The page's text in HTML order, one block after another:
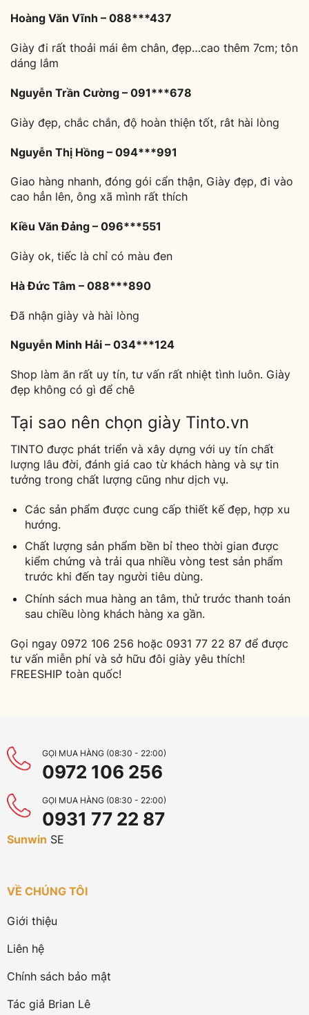
Hoàng Văn Vĩnh – 088***437
Giày đi rất thoải mái êm chân, đẹp…cao thêm 7cm; tôn
dáng lắm
Nguyễn Trần Cường – 091***678
Giày đẹp, chắc chắn, độ hoàn thiện tốt, rât hài lòng
Nguyễn Thị Hồng – 094***991
Giao hàng nhanh, đóng gói cẩn thận, Giày đẹp, đi vào
cao hẳn lên, ông xã mình rất thích
Kiều Văn Đảng – 096***551
Giày ok, tiếc là chỉ có màu đen
Hà Đức Tâm – 088***890
Đã nhận giày và hài lòng
Nguyễn Minh Hải – 034***124
Shop làm ăn rất uy tín, tư vấn rất nhiệt tình luôn. Giày
đẹp không có gì để chê
Tại sao nên chọn giày Tinto.vn
TINTO được phát triển và xây dựng với uy tín chất
lượng lâu đời, đánh giá cao từ khách hàng và sự tin
tưởng trong chất lượng cũng như dịch vụ.
Các sản phẩm được cung cấp thiết kế đẹp, hợp xu
hướng.
Chất lượng sản phẩm bền bỉ theo thời gian được
kiểm chứng và trải qua nhiều vòng test sản phẩm
trước khi đến tay người tiêu dùng.
Chính sách mua hàng an tâm, thử trước thanh toán
sau chiều lòng khách hàng xa gần.
Gọi ngay 0972 106 256 hoặc 0931 77 22 87 để được
tư vấn miễn phí và sở hữu đôi giày yêu thích!
FREESHIP toàn quốc!
GỌI MUA HÀNG (08:30 - 22:00)
0972 106 256
GỌI MUA HÀNG (08:30 - 22:00)
0931 77 22 87
Sunwin SE
VỀ CHÚNG TÔI
Giới thiệu
Liên hệ
Chính sách bảo mật
Tác giả Brian Lê